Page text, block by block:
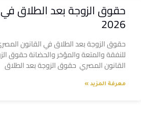
حقوق الزوجة بعد الطلاق
2026
للنفقة والمتعة والمؤخر والحضانة حقوق
القانون المصري حقوق الزوجة بعد الطلاق
معرفة المزيد »